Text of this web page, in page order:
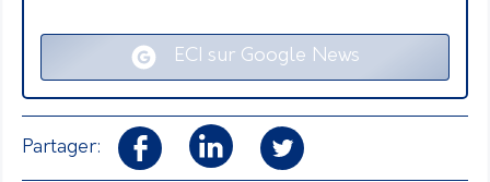
ECI sur Google News
Partager: